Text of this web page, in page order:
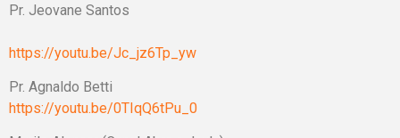
Pr. Jeovane Santos
https://youtu.be/Jc_jz6Tp_yw
Pr. Agnaldo Betti
https://youtu.be/0TIqQ6tPu_0